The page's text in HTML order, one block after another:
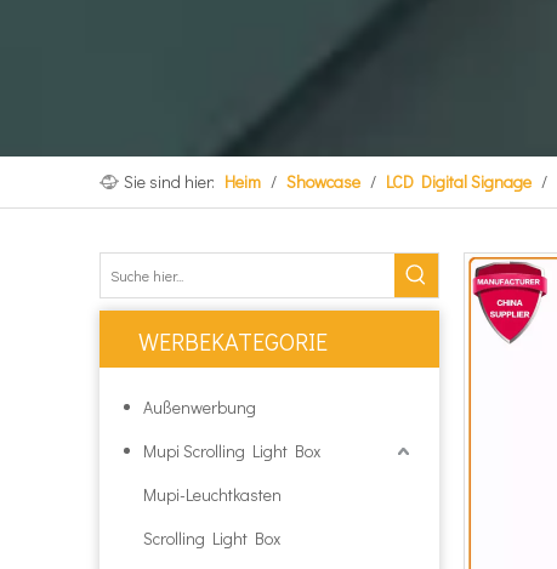
Sie sind hier: Heim / Showcase / LCD Digital Signage /
WERBEKATEGORIE
Außenwerbung
Mupi Scrolling Light Box
Mupi-Leuchtkasten
Scrolling Light Box